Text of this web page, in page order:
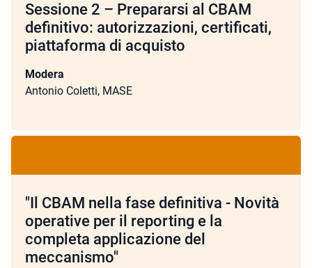
Sessione 2 – Prepararsi al CBAM
definitivo: autorizzazioni, certificati,
piattaforma di acquisto
Modera
Antonio Coletti, MASE
"Il CBAM nella fase definitiva - Novità
operative per il reporting e la
completa applicazione del
meccanismo"